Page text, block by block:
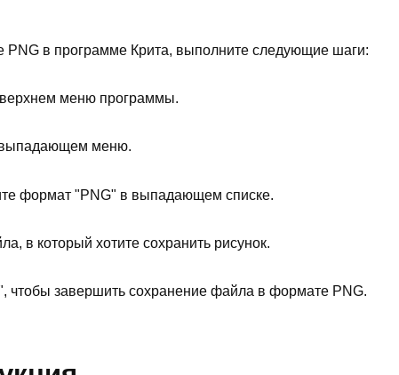
PNG в программе Крита, выполните следующие шаги:
меню программы.
выпадающем меню.
формат "PNG" в выпадающем списке.
в который хотите сохранить рисунок.
чтобы завершить сохранение файла в формате PNG.